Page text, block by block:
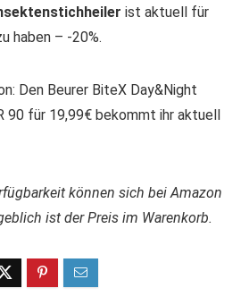
ist aktuell für
haben – -20%.
Den Beurer BiteX Day&Night
90 für 19,99€ bekommt ihr aktuell
können sich bei Amazon
ist der Preis im Warenkorb.